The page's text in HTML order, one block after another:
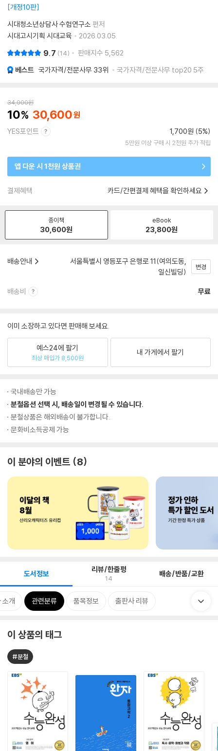
개정10판
시대청소년상담사 수험연구소 편저
시대고시기획 시대교육
2026.03.05.
9.7 14 판매지수 5,562
베스트 국가자격/전문사무 33위 국가자격/전문사무 top20 5주
34,000원
10 30,600
YES포인트 1,700원 (5%)
5만원 이상 구매 시 2천원 추가 적립
앱 다운 시 1천원 상품권
결제혜택 카드/간편결제 혜택을 확인하세요
종이책
30,600원
eBook
23,800원
배송안내
서울특별시 영등포구 은행로 11(여의도동,
일신빌딩)
변경
배송비 무료
이미 소장하고 있다면 판매해 보세요.
예스24에 팔기
최상 매입가 8,500원
내 가게에서 팔기
국내배송만 가능
분철옵션 선택 시, 배송일이 변경될 수 있습니다.
분철상품은 해외배송이 불가합니다.
문화비소득공제 가능
이 분야의 이벤트 8
도서정보 리뷰/한줄평
14 배송/반품/교환
소개 관련분류 품목정보 출판사 리뷰
이 상품의 태그
#분철